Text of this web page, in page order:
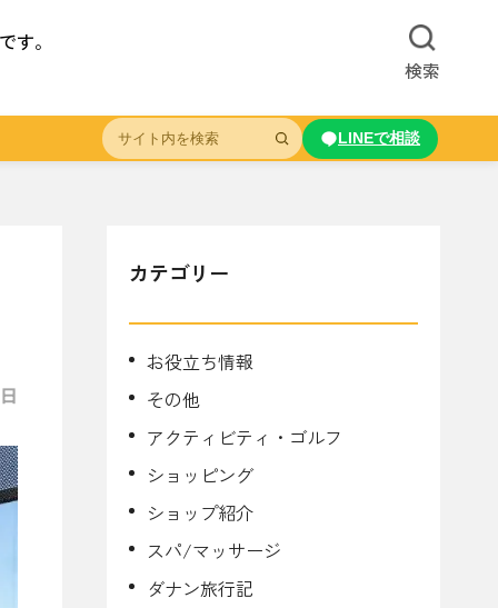
す。
検索
LINEで相談
カテゴリー
お役立ち情報
その他
アクティビティ・ゴルフ
ショッピング
ショップ紹介
スパ/マッサージ
ダナン旅行記